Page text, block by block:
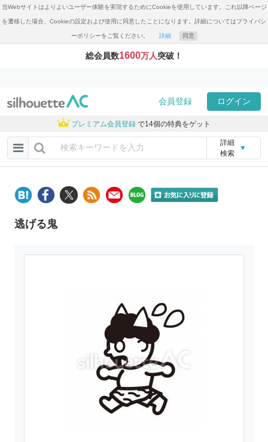
当Webサイトはよりよいユーザー体験を実現するためにCookieを使用しています。これ以降ページ
を遷移した場合、Cookieの設定および使用に同意したことになります。詳細についてはプライバシ
ーポリシーをご覧ください。 詳細 同意
総会員数1600万人突破！
会員登録 ログイン
プレミアム会員登録 で14個の特典をゲット
詳細
検索
▼
逃げる鬼